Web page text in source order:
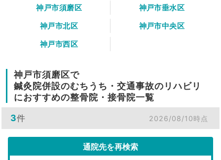
神戸市須磨区
神戸市垂水区
神戸市北区
神戸市中央区
神戸市西区
神戸市須磨区で
鍼灸院併設のむちうち・交通事故のリハビリ
におすすめの整骨院・接骨院一覧
3件 2026/08/10時点
通院先を再検索